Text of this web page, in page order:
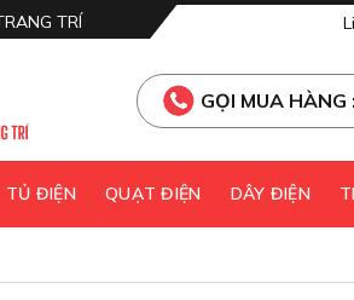
TRÍ
GỌI MUA
TỦ ĐIỆN QUẠT ĐIỆN DÂY ĐIỆN